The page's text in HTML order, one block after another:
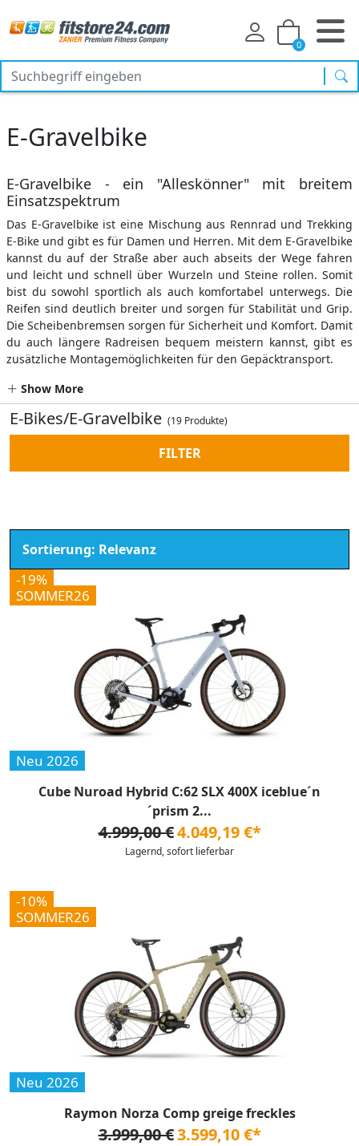
0
E-Gravelbike
E-Gravelbike - ein "Alleskönner" mit breitem
Einsatzspektrum
Das E-Gravelbike ist eine Mischung aus Rennrad und Trekking
E-Bike und gibt es für Damen und Herren. Mit dem E-Gravelbike
kannst du auf der Straße aber auch abseits der Wege fahren
und leicht und schnell über Wurzeln und Steine rollen. Somit
bist du sowohl sportlich als auch komfortabel unterwegs. Die
Reifen sind deutlich breiter und sorgen für Stabilität und Grip.
Die Scheibenbremsen sorgen für Sicherheit und Komfort. Damit
du auch längere Radreisen bequem meistern kannst, gibt es
zusätzliche Montagemöglichkeiten für den Gepäcktransport.
Show More
E-Bikes/E-Gravelbike (19 Produkte)
FILTER
-19%
SOMMER26
Neu 2026
Cube Nuroad Hybrid C:62 SLX 400X iceblue´n
´prism 2...
4.999,00 €4.049,19 €*
Lagernd, sofort lieferbar
-10%
SOMMER26
Neu 2026
Raymon Norza Comp greige freckles
3.999,00 €3.599,10 €*